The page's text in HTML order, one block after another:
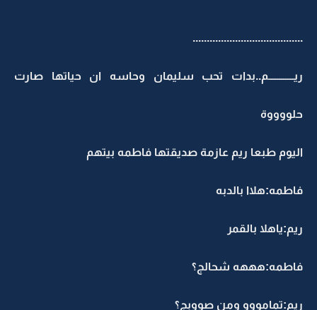
.......................................
ريــــــــــــم..بدات تحب سليمان وحاسه ان حياتها صارت
حلووووة
اليوم طبعا ريم عازمة صديقتها فاطمه بيتهم
فاطمه:هلاا بالدبه
ريم:ياهلا بالقمر
فاطمه:هههه شحالج؟
ريم:تمامووو ومن صووبج؟